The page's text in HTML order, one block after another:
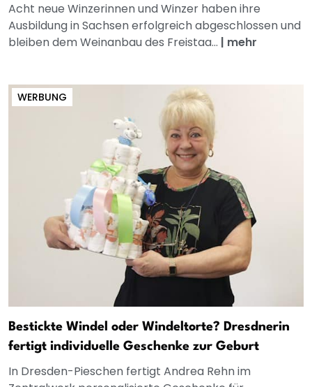
Acht neue Winzerinnen und Winzer haben ihre
Ausbildung in Sachsen erfolgreich abgeschlossen und
bleiben dem Weinanbau des Freistaa... | mehr
WERBUNG
Bestickte Windel oder Windeltorte? Dresdnerin
fertigt individuelle Geschenke zur Geburt
In Dresden-Pieschen fertigt Andrea Rehn im